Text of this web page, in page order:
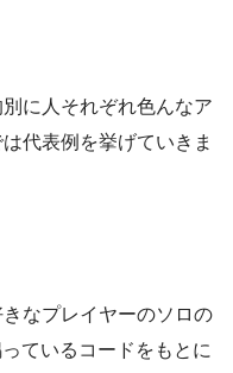
に人それぞれ色んなア
代表例を挙げていきま
なプレイヤーのソロの
ているコードをもとに